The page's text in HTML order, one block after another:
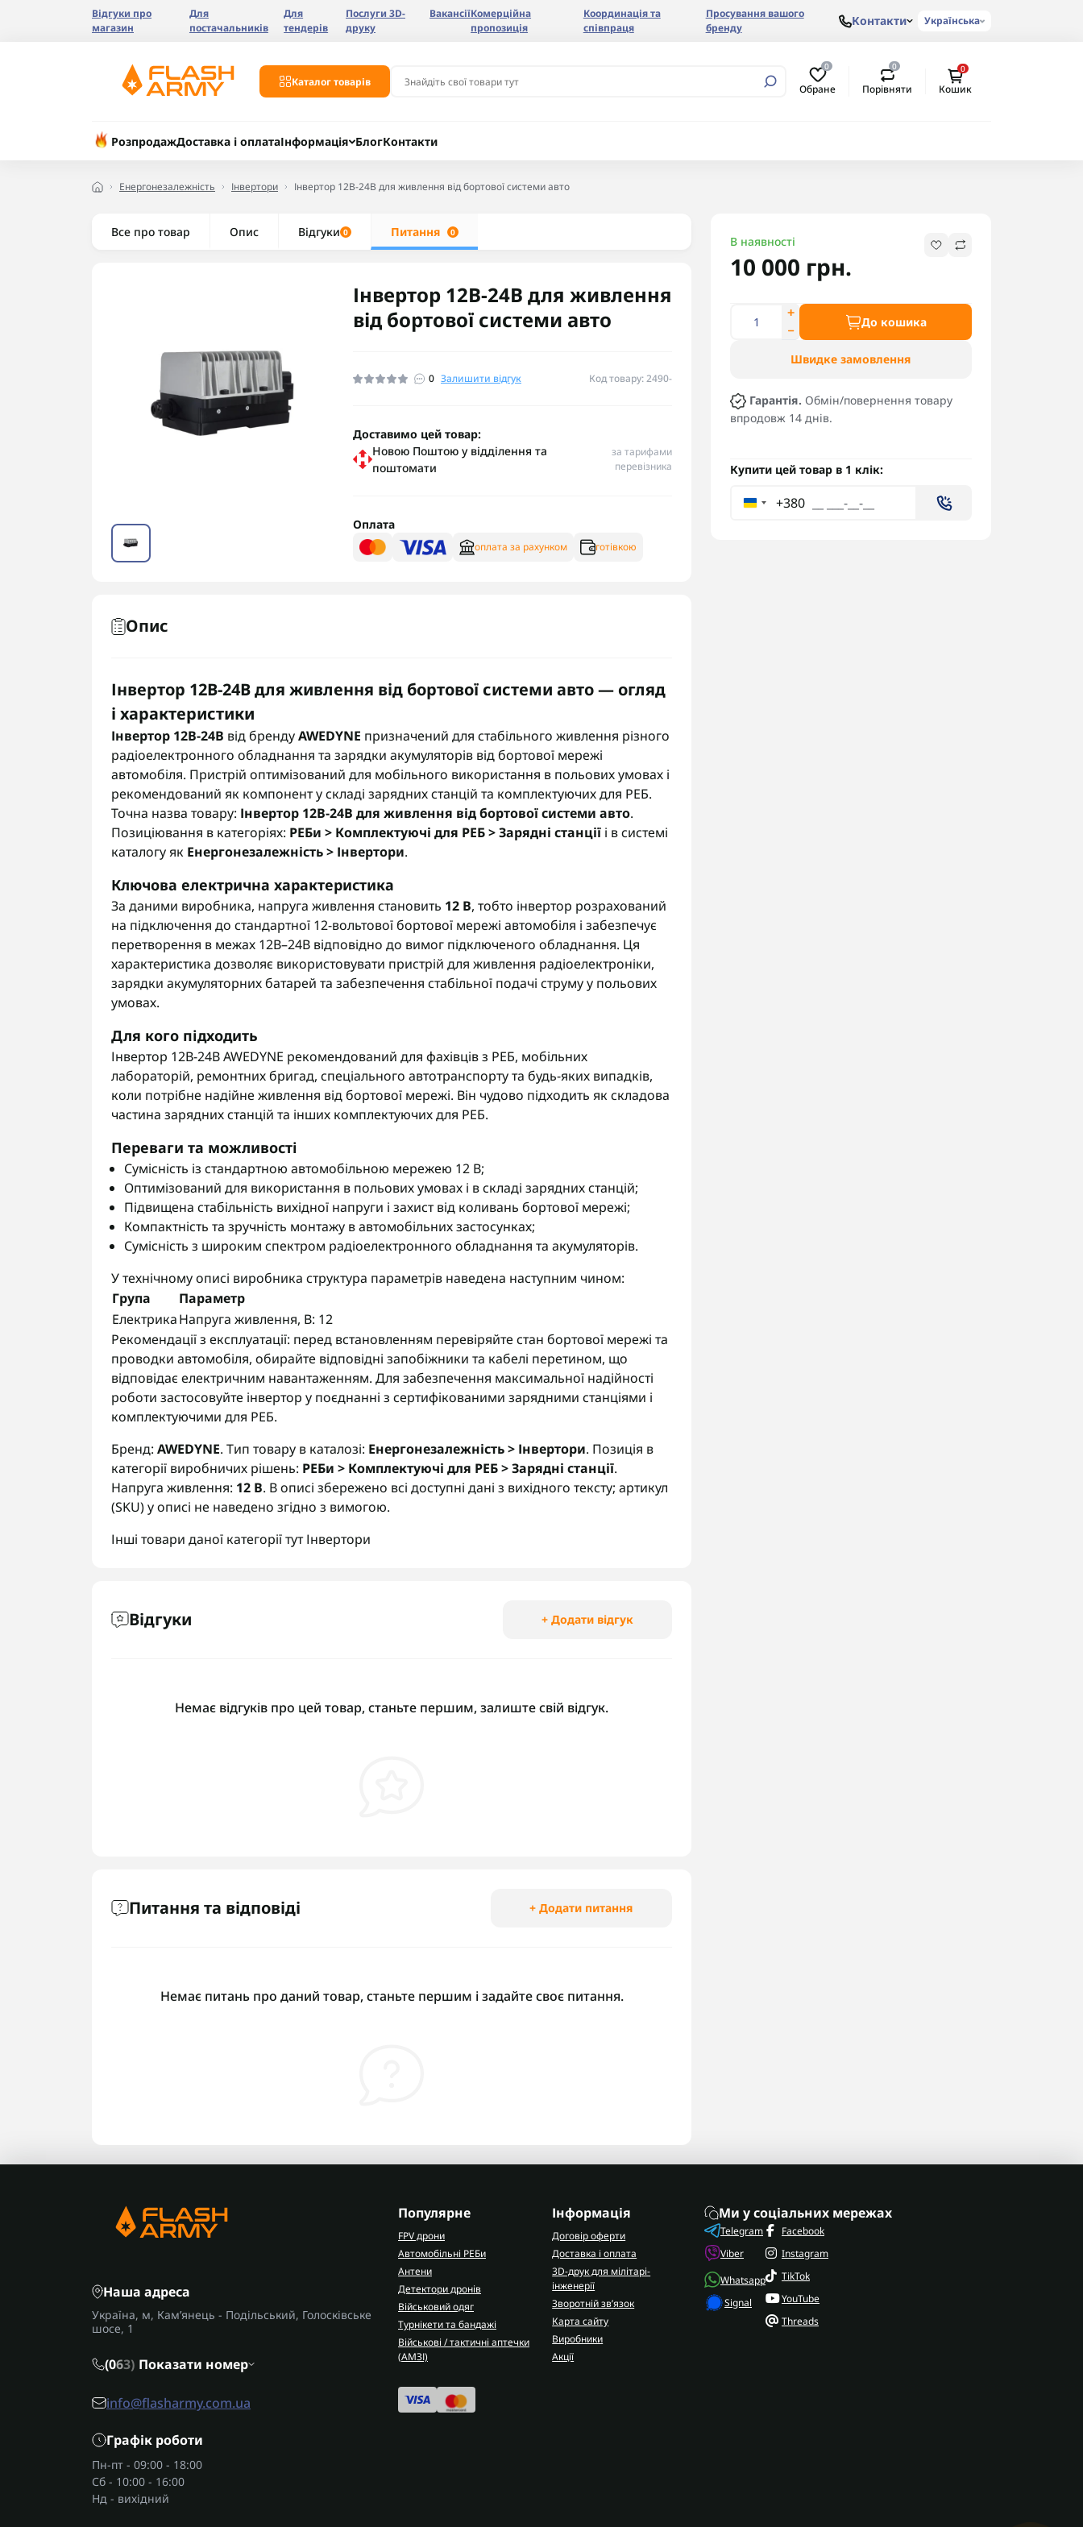
Відгуки про
магазин
Для
постачальників
Для
тендерів
Послуги 3D-
друку
ВакансіїКомерційна
пропозиція
Координація та
співпраця
Просування вашого
бренду
Контакти Українська
Каталог товарів
0
Обране
0
Порівняти
0
Кошик
РозпродажДоставка і оплатаІнформація БлогКонтакти
Енергонезалежність Інвертори Інвертор 12В-24В для живлення від бортової системи авто
Все про товар Опис Відгуки 0 Питання 0
Інвертор 12В-24В для живлення
від бортової системи авто
0 Залишити відгук Код товару: 2490-
В наявності
10 000 грн.
До кошика
Швидке замовлення
Гарантія. Обмін/повернення товару
впродовж 14 днів.
Купити цей товар в 1 клік:
+380
Доставимо цей товар:
Новою Поштою у відділення та
поштомати
за тарифами
перевізника
Оплата
оплата за рахунком готівкою
Опис
Інвертор 12В-24В для живлення від бортової системи авто — огляд
і характеристики
Інвертор 12В-24В від брендуAWEDYNE призначений для стабільного живлення різного
радіоелектронного обладнання та зарядки акумуляторів від бортової мережі
автомобіля. Пристрій оптимізований для мобільного використання в польових умовах і
рекомендований як компонент у складі зарядних станцій та комплектуючих для РЕБ.
Точна назва товару: Інвертор 12В-24В для живлення від бортової системи авто.
Позиціювання в категоріях: РЕБи > Комплектуючі для РЕБ > Зарядні станції і в системі
каталогу як Енергонезалежність > Інвертори.
Ключова електрична характеристика
За даними виробника, напруга живлення становить 12 В, тобто інвертор розрахований
на підключення до стандартної 12-вольтової бортової мережі автомобіля і забезпечує
перетворення в межах 12В–24В відповідно до вимог підключеного обладнання. Ця
характеристика дозволяє використовувати пристрій для живлення радіоелектроніки,
зарядки акумуляторних батарей та забезпечення стабільної подачі струму у польових
умовах.
Для кого підходить
Інвертор 12В-24В AWEDYNE рекомендований для фахівців з РЕБ, мобільних
лабораторій, ремонтних бригад, спеціального автотранспорту та будь-яких випадків,
коли потрібне надійне живлення від бортової мережі. Він чудово підходить як складова
частина зарядних станцій та інших комплектуючих для РЕБ.
Переваги та можливості
Сумісність із стандартною автомобільною мережею 12 В;
Оптимізований для використання в польових умовах і в складі зарядних станцій;
Підвищена стабільність вихідної напруги і захист від коливань бортової мережі;
Компактність та зручність монтажу в автомобільних застосунках;
Сумісність з широким спектром радіоелектронного обладнання та акумуляторів.
У технічному описі виробника структура параметрів наведена наступним чином:
Група
Параметр
ЕлектрикаНапруга живлення, В: 12
Рекомендації з експлуатації: перед встановленням перевіряйте стан бортової мережі та
проводки автомобіля, обирайте відповідні запобіжники та кабелі перетином, що
відповідає електричним навантаженням. Для забезпечення максимальної надійності
роботи застосовуйте інвертор у поєднанні з сертифікованими зарядними станціями і
комплектуючими для РЕБ.
Бренд: AWEDYNE. Тип товару в каталозі: Енергонезалежність > Інвертори. Позиція в
категорії виробничих рішень: РЕБи > Комплектуючі для РЕБ > Зарядні станції.
Напруга живлення: 12 В. В описі збережено всі доступні дані з вихідного тексту; артикул
(SKU) у описі не наведено згідно з вимогою.
Інші товари даної категорії тутІнвертори
Відгуки + Додати відгук
Немає відгуків про цей товар, станьте першим, залиште свій відгук.
Питання та відповіді + Додати питання
Немає питань про даний товар, станьте першим і задайте своє питання.
Наша адреса
Україна, м, Кам’янець - Подільський, Голосківське
шосе, 1
(063) Показати номер
info@flasharmy.com.ua
Графік роботи
Пн-пт - 09:00 - 18:00
Сб - 10:00 - 16:00
Нд - вихідний
Популярне
FPV дрони
Автомобільні РЕБи
Антени
Детектори дронів
Військовий одяг
Турнікети та бандажі
Військові / тактичні аптечки
(AMЗІ)
Інформація
Договір оферти
Доставка і оплата
3D-друк для мілітарі-
інженерії
Зворотній зв’язок
Карта сайту
Виробники
Акції
Ми у соціальних мережах
Telegram
Viber
Whatsapp
Signal
Facebook
Instagram
TikTok
YouTube
Threads